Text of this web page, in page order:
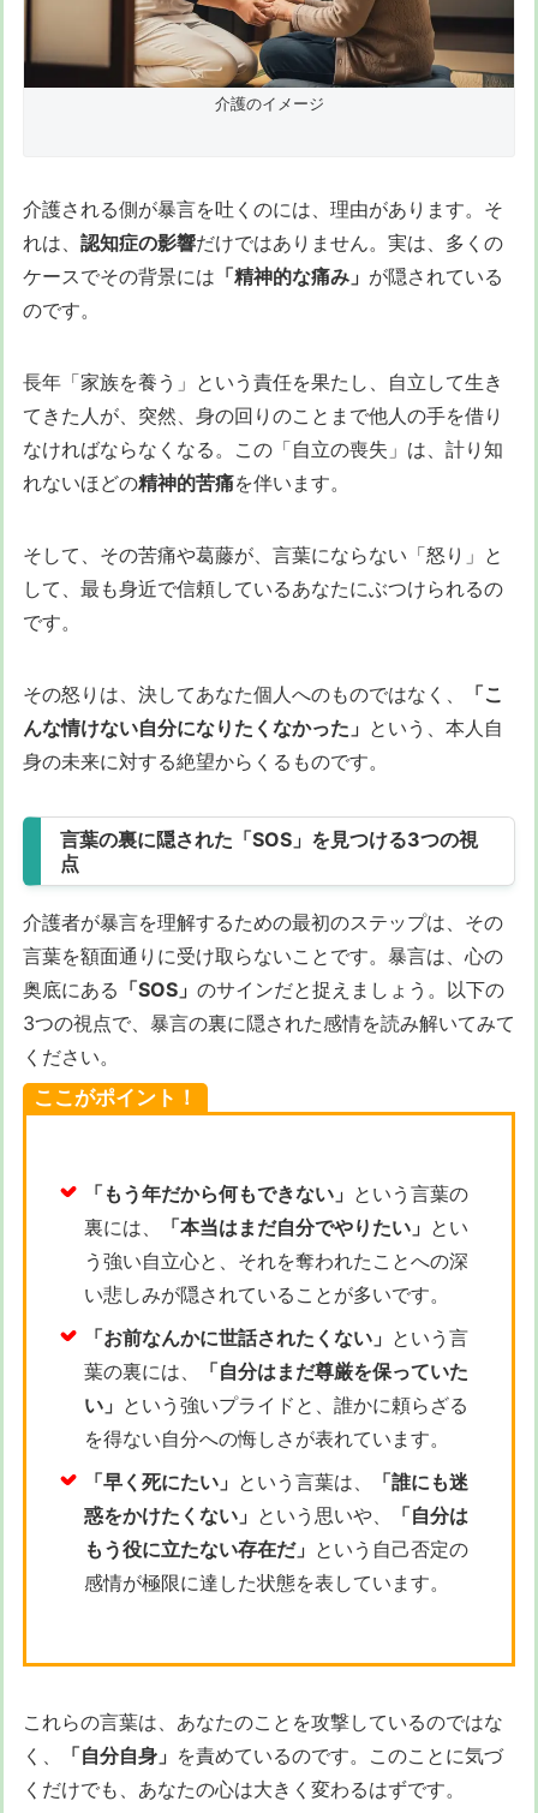
介護のイメージ
介護される側が暴言を吐くのには、理由があります。そ
れは、 認知症の影響だけではありません。実は、多くの
ケースでその背景には 「精神的な痛み」 が隠されている
のです。
長年「家族を養う」という責任を果たし、自立して生き
てきた人が、突然、身の回りのことまで他人の手を借り
なければならなくなる。この「自立の喪失」は、計り知
れないほどの精神的苦痛を伴います。
そして、その苦痛や葛藤が、言葉にならない「怒り」と
して、最も身近で信頼しているあなたにぶつけられるの
です。
その怒りは、決してあなた個人へのものではなく、
「こ
んな情けない自分になりたくなかった」 という、本人自
身の未来に対する絶望からくるものです。
言葉の裏に隠された「SOS」を見つける3つの視
点
介護者が暴言を理解するための最初のステップは、その
言葉を額面通りに受け取らないことです。暴言は、心の
奥底にある 「SOS」 のサインだと捉えましょう。以下の
3つの視点で、暴言の裏に隠された感情を読み解いてみて
ください。
ここがポイント！
「もう年だから何もできない」 という言葉の
裏には、
「本当はまだ自分でやりたい」 とい
う強い自立心と、それを奪われたことへの深
い悲しみが隠されていることが多いです。
「お前なんかに世話されたくない」 という言
葉の裏には、
「自分はまだ尊厳を保っていた
い」 という強いプライドと、誰かに頼らざる
を得ない自分への悔しさが表れています。
「早く死にたい」 という言葉は、
「誰にも迷
惑をかけたくない」 という思いや、
「自分は
もう役に立たない存在だ」 という自己否定の
感情が極限に達した状態を表しています。
これらの言葉は、あなたのことを攻撃しているのではな
く、
「自分自身」 を責めているのです。このことに気づ
くだけでも、あなたの心は大きく変わるはずです。